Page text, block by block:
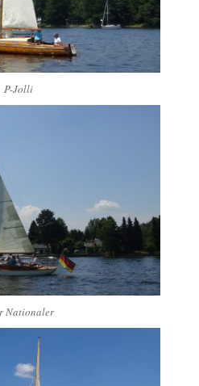
P-Jolli
Nationaler